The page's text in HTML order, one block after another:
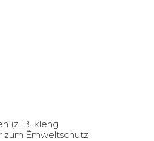
(z. B. kleng
zum Ëmweltschutz